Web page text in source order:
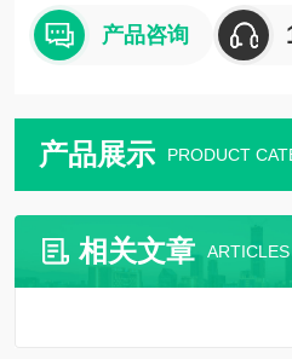
产品咨询
产品展示 PRODUCT
相关文章 ARTICLES